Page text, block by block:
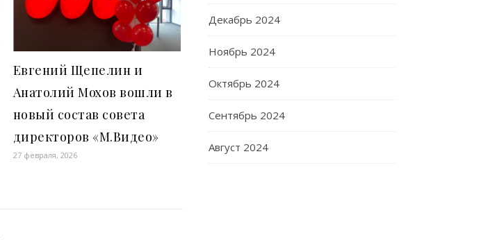
Евгений Щепелин и
Анатолий Мохов вошли в
новый состав совета
директоров «М.Видео»
27 февраля, 2026
Декабрь 2024
Ноябрь 2024
Октябрь 2024
Сентябрь 2024
Август 2024